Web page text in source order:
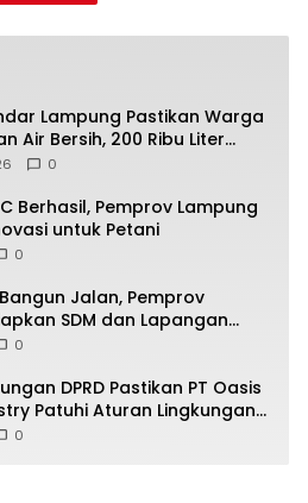
Lampung Pastikan Warga
Air Bersih, 200 Ribu Liter
0
Berhasil, Pemprov Lampung
untuk Petani
0
Jalan, Pemprov
SDM dan Lapangan
0
DPRD Pastikan PT Oasis
Patuhi Aturan Lingkungan
0